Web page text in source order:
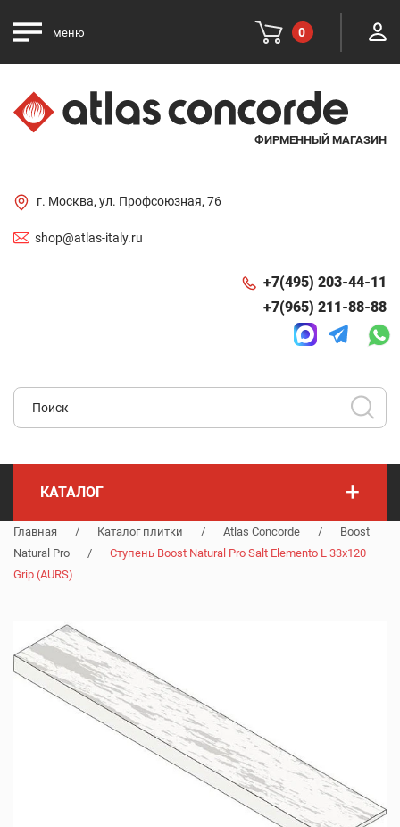
меню 0
ФИРМЕННЫЙ МАГАЗИН
г. Москва, ул. Профсоюзная, 76
shop@atlas-italy.ru
+7(495) 203-44-11
+7(965) 211-88-88
КАТАЛОГ +
Главная / Каталог плитки / Atlas Concorde /
Boost
Natural Pro
/
Ступень Boost Natural Pro Salt Elemento L 33x120
Grip (AURS)